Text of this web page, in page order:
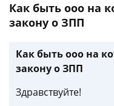
Как быть ооо на
закону о ЗПП
Как быть ооо на
закону о ЗПП
Здравствуйте!